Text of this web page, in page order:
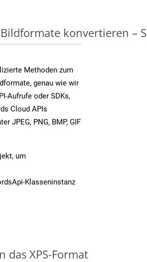
konvertieren –
Methoden zum
genau wie wir
Aufrufe oder SDKs,
Cloud APIs
JPEG, PNG, BMP, GIF
um
Klasseninstanz
das XPS-Format